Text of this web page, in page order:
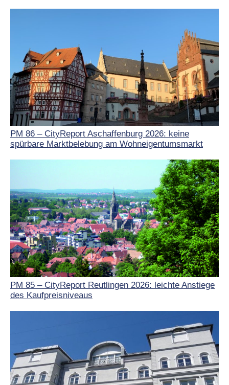
PM 86 – CityReport Aschaffenburg 2026: keine
spürbare Marktbelebung am Wohneigentumsmarkt
PM 85 – CityReport Reutlingen 2026: leichte Anstiege
des Kaufpreisniveaus